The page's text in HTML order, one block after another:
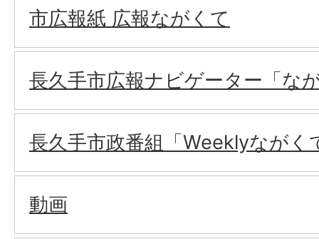
市広報紙 広報ながくて
長久手市広報ナビゲーター「な
長久手市政番組「Weeklyながく
動画